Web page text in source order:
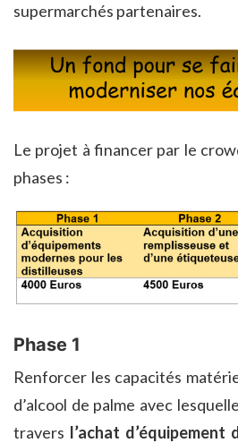
supermarchés partenaires.
Le projet à financer par le
phases :
Phase 1
Renforcer les capacités
d’alcool de palme avec
travers l’achat